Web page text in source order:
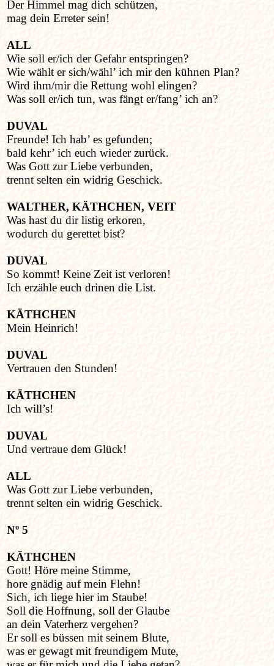
Der Himmel mag dich schützen,
mag dein Erreter sein!
ALL
Wie soll er/ich der Gefahr entspringen?
Wie wählt er sich/wähl’ ich mir den kühnen Plan?
Wird ihm/mir die Rettung wohl elingen?
Was soll er/ich tun, was fängt er/fang’ ich an?
DUVAL
Freunde! Ich hab’ es gefunden;
bald kehr’ ich euch wieder zurück.
Was Gott zur Liebe verbunden,
trennt selten ein widrig Geschick.
WALTHER, KÄTHCHEN, VEIT
Was hast du dir listig erkoren,
wodurch du gerettet bist?
DUVAL
So kommt! Keine Zeit ist verloren!
Ich erzähle euch drinen die List.
KÄTHCHEN
Mein Heinrich!
DUVAL
Vertrauen den Stunden!
KÄTHCHEN
Ich will’s!
DUVAL
Und vertraue dem Glück!
ALL
Was Gott zur Liebe verbunden,
trennt selten ein widrig Geschick.
Nº 5
KÄTHCHEN
Gott! Höre meine Stimme,
hore gnädig auf mein Flehn!
Sich, ich liege hier im Staube!
Soll die Hoffnung, soll der Glaube
an dein Vaterherz vergehen?
Er soll es büssen mit seinem Blute,
was er gewagt mit freundigem Mute,